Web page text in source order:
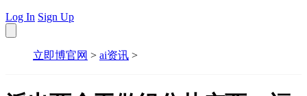
Log In Sign Up
立即博官网 > ai资讯 >